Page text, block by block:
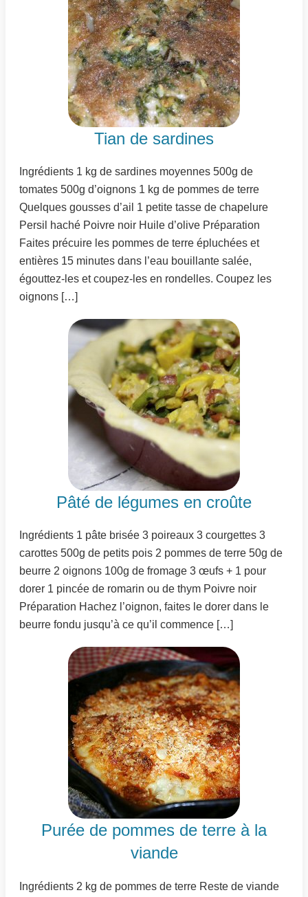
Tian de sardines
Ingrédients 1 kg de sardines moyennes 500g de
tomates 500g d’oignons 1 kg de pommes de terre
Quelques gousses d’ail 1 petite tasse de chapelure
Persil haché Poivre noir Huile d’olive Préparation
Faites précuire les pommes de terre épluchées et
entières 15 minutes dans l’eau bouillante salée,
égouttez-les et coupez-les en rondelles. Coupez les
oignons […]
Pâté de légumes en croûte
Ingrédients 1 pâte brisée 3 poireaux 3 courgettes 3
carottes 500g de petits pois 2 pommes de terre 50g de
beurre 2 oignons 100g de fromage 3 œufs + 1 pour
dorer 1 pincée de romarin ou de thym Poivre noir
Préparation Hachez l’oignon, faites le dorer dans le
beurre fondu jusqu’à ce qu’il commence […]
Purée de pommes de terre à la
viande
Ingrédients 2 kg de pommes de terre Reste de viande